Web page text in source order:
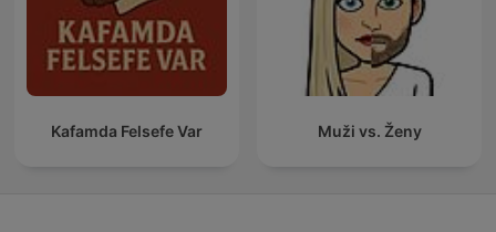
Kafamda Felsefe Var Muži vs. Ženy